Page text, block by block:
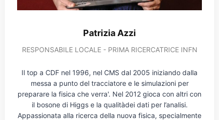
Patrizia Azzi
RESPONSABILE LOCALE - PRIMA RICERCATRICE INFN
Il top a CDF nel 1996, nel CMS dal 2005 iniziando dalla
messa a punto del tracciatore e le simulazioni per
preparare la fisica che verra'. Nel 2012 gioca con altri con
il bosone di Higgs e la qualitàdei dati per l’analisi.
Appassionata alla ricerca della nuova fisica, specialmente